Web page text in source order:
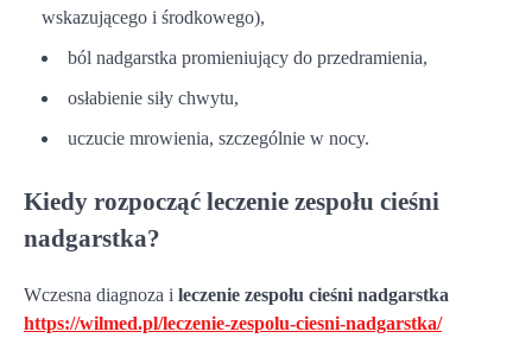
wskazującego i środkowego),
ból nadgarstka promieniujący do przedramienia,
osłabienie siły chwytu,
uczucie mrowienia, szczególnie w nocy.
Kiedy rozpocząć leczenie zespołu cieśni
nadgarstka?
Wczesna diagnoza i leczenie zespołu cieśni nadgarstka
https://wilmed.pl/leczenie-zespolu-ciesni-nadgarstka/